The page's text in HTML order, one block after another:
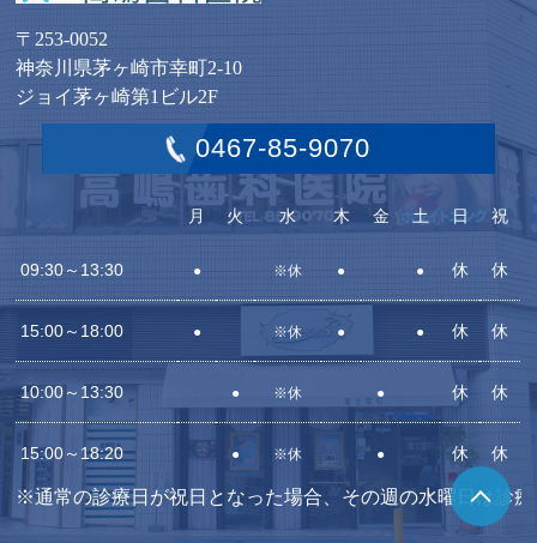
〒253-0052
神奈川県茅ヶ崎市幸町2-10
ジョイ茅ヶ崎第1ビル2F
0467-85-9070
月 火 水 木 金 土 日 祝
09:30～13:30 ● ※休 ● ● 休 休
15:00～18:00 ● ※休 ● ● 休 休
10:00～13:30 ● ※休 ● 休 休
15:00～18:20 ● ※休 ● 休 休
※通常の診療日が祝日となった場合、その週の水曜日は診